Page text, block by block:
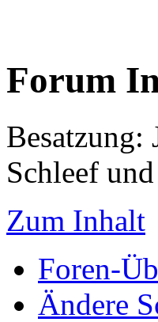
Forum
Besatzung:
Schleef
Zum Inhalt
Foren-
Ändere